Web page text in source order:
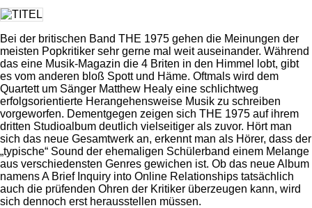
Bei der britischen Band THE 1975 gehen die Meinungen der
meisten Popkritiker sehr gerne mal weit auseinander. Während
das eine Musik-Magazin die 4 Briten in den Himmel lobt, gibt
es vom anderen bloß Spott und Häme. Oftmals wird dem
Quartett um Sänger Matthew Healy eine schlichtweg
erfolgsorientierte Herangehensweise Musik zu schreiben
vorgeworfen. Dementgegen zeigen sich THE 1975 auf ihrem
dritten Studioalbum deutlich vielseitiger als zuvor. Hört man
sich das neue Gesamtwerk an, erkennt man als Hörer, dass der
„typische“ Sound der ehemaligen Schülerband einem Melange
aus verschiedensten Genres gewichen ist. Ob das neue Album
namens A Brief Inquiry into Online Relationships tatsächlich
auch die prüfenden Ohren der Kritiker überzeugen kann, wird
sich dennoch erst herausstellen müssen.